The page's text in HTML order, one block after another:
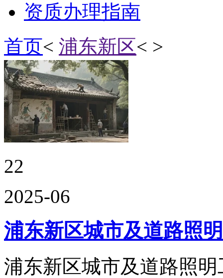
资质办理指南
首页< 浦东新区< >
22
2025-06
浦东新区城市及道路照
浦东新区城市及道路照